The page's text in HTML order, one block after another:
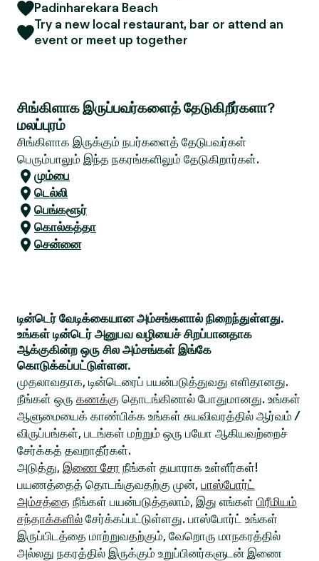
Padinharekara Beach
Try a new local restaurant, bar or attend an
event or meet up together
சிங்கிளாக இருப்பவர்களைத் தேடுகிறீர்களா?
மலப்புரம்
சிங்கிளாக இருக்கும் நபர்களைத் தேடுபவர்கள்
பெரும்பாலும் இந்த நகரங்களிலும் தேடுகிறார்கள்.
மும்பை
டெல்லி
பெங்களூர்
கொல்கத்தா
சென்னை
டின்டெர் வேடிக்கையான அம்சங்களால் நிறைந்துள்ளது.
உங்கள் டின்டெர் அனுபவ வழியைச் சிறப்பானதாக
ஆக்குகின்ற ஒரு சில அம்சங்கள் இங்கே
கொடுக்கப்பட்டுள்ளன.
முதலாவதாக, டின்டெரைப் பயன்படுத்துவது எளிதானது.
நீங்கள் ஒரு கணக்கு தொடங்கினால் போதுமானது. உங்கள்
ஆளுமையைக் காண்பிக்க உங்கள் சுயவிவரத்தில் ஆர்வம் /
விருப்பங்கள், படங்கள் மற்றும் ஒரு பயோ ஆகியவற்றைச்
சேர்க்கத் தவறாதீர்கள்.
அடுத்து, இணை சேர நீங்கள் தயாராக உள்ளீர்கள்!
பயணத்தைத் தொடங்குவதற்கு முன், பாஸ்போர்ட்
அம்சத்தை நீங்கள் பயன்படுத்தலாம், இது எங்கள் பிரீமியம்
சந்தாக்களில் சேர்க்கப்பட்டுள்ளது. பாஸ்போர்ட் உங்கள்
இருப்பிடத்தை மாற்றுவதற்கும், வேறொரு மாநகரத்தில்
அல்லது நகரத்தில் இருக்கும் உறுப்பினர்களுடன் இணை